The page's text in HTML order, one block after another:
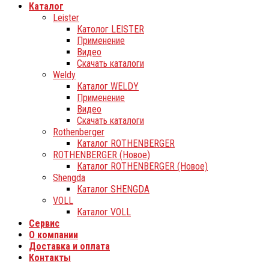
Каталог
Leister
Католог LEISTER
Применение
Видео
Скачать каталоги
Weldy
Каталог WELDY
Применение
Видео
Скачать каталоги
Rothenberger
Каталог ROTHENBERGER
ROTHENBERGER (Новое)
Каталог ROTHENBERGER (Новое)
Shengda
Каталог SHENGDA
VOLL
Каталог VOLL
Сервис
О компании
Доставка и оплата
Контакты